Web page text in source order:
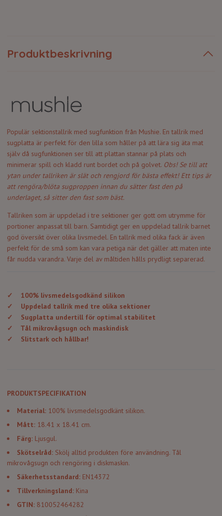
Produktbeskrivning
Populär sektionstallrik med sugfunktion från Mushie. En tallrik med
sugplatta är perfekt för den lilla som håller på att lära sig äta mat
själv då sugfunktionen ser till att plattan stannar på plats och
minimerar spill och kladd runt bordet och på golvet. Obs! Se till att
ytan under tallriken är slät och rengjord för bästa effekt! Ett tips är
att rengöra/blöta sugproppen innan du sätter fast den på
underlaget, så sitter den fast som bäst.
Tallriken som är uppdelad i tre sektioner ger gott om utrymme för
portioner anpassat till barn. Samtidigt ger en uppdelad tallrik barnet
god översikt över olika livsmedel. En tallrik med olika fack är även
perfekt för de små som kan vara petiga när det gäller att maten inte
får nudda varandra. Varje del av måltiden hålls prydligt separerad.
✓
100% livsmedelsgodkänd silikon
✓
Uppdelad tallrik med tre olika sektioner
✓
Sugplatta undertill för optimal stabilitet
✓
Tål mikrovågsugn och maskindisk
✓
Slitstark och hållbar!
PRODUKTSPECIFIKATION
Material: 100% livsmedelsgodkänt silikon.
Mått: 18.41 x 18.41 cm.
Färg: Ljusgul.
Skötselråd: Skölj alltid produkten före användning. Tål
mikrovågsugn och rengöring i diskmaskin.
Säkerhetsstandard: EN14372
Tillverkningsland: Kina
GTIN: 810052464282